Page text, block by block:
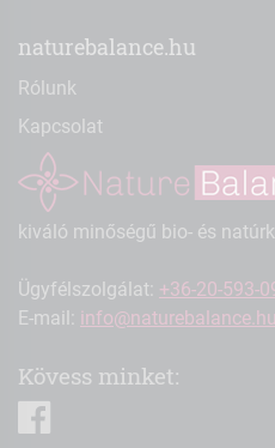
naturebalance.hu
Rólunk
Kapcsolat
kiváló minőségű bio- és
Ügyfélszolgálat: +36-20-593-
E-mail: info@naturebalance.hu
Kövess minket: